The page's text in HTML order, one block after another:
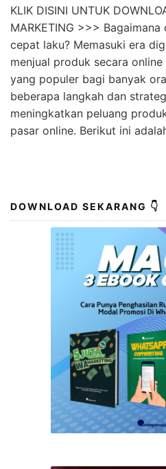
KLIK DISINI UNTUK
MARKETING >>>
cepat laku? Memasuki era
menjual produk secara
yang populer bagi banyak
beberapa langkah dan
meningkatkan peluang
pasar online. Berikut ini
DOWNLOAD SEKARANG 👇